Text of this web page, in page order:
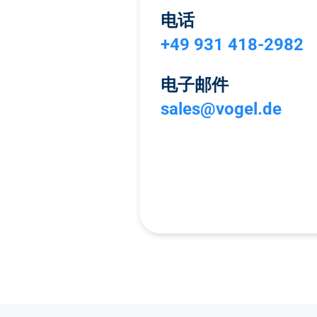
电话
+49 931 418-2982
电子邮件
sales@vogel.de